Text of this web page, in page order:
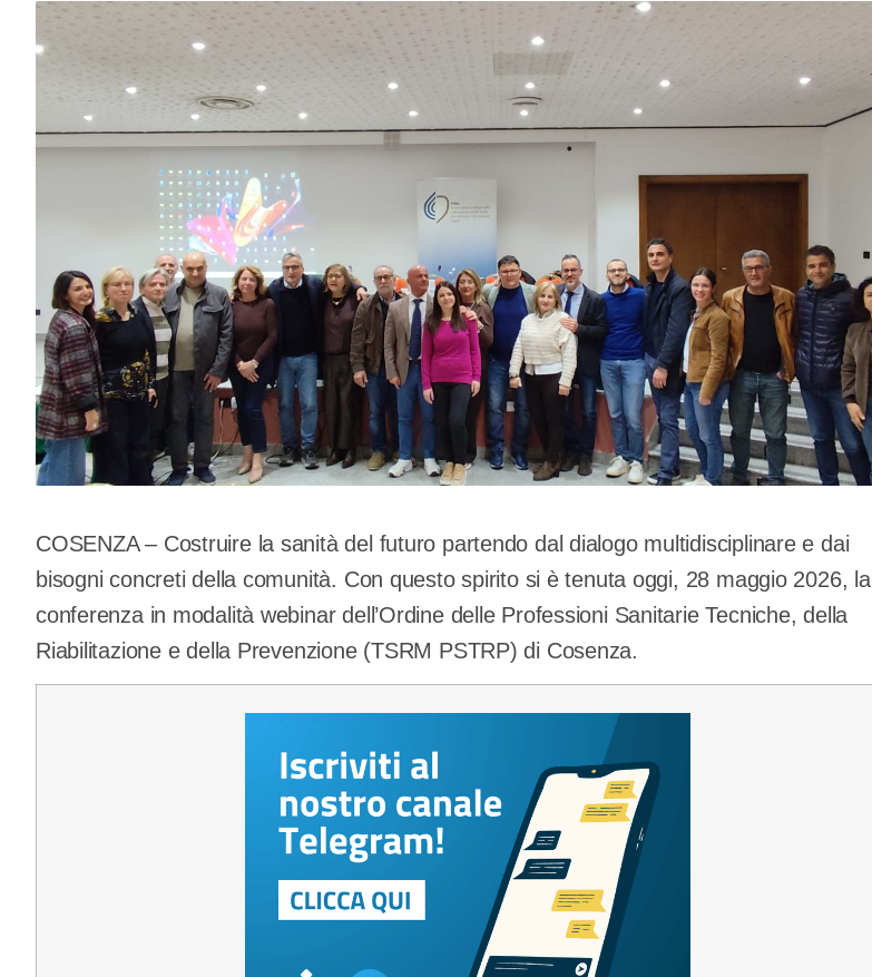
COSENZA – Costruire la sanità del futuro partendo dal dialogo multidisciplinare e dai
bisogni concreti della comunità. Con questo spirito si è tenuta oggi, 28 maggio 2026, la
conferenza in modalità webinar dell’Ordine delle Professioni Sanitarie Tecniche, della
Riabilitazione e della Prevenzione (TSRM PSTRP) di Cosenza.